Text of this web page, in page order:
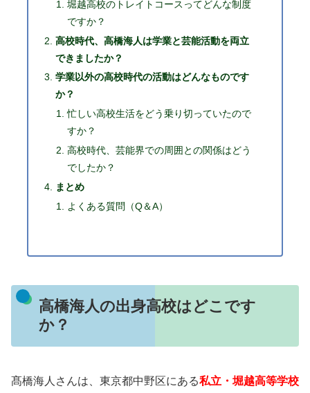
堀越高校のトレイトコースってどんな制度
ですか？
高校時代、高橋海人は学業と芸能活動を両立
できましたか？
学業以外の高校時代の活動はどんなものです
か？
忙しい高校生活をどう乗り切っていたので
すか？
高校時代、芸能界での周囲との関係はどう
でしたか？
まとめ
よくある質問（Q＆A）
高橋海人の出身高校はどこです
か？
髙橋海人さんは、東京都中野区にある私立・堀越高等学校